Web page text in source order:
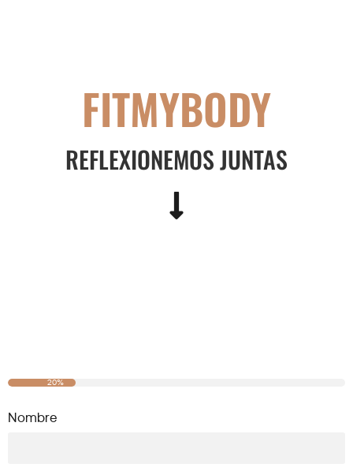
FITMYBODY
REFLEXIONEMOS JUNTAS
20%
Nombre